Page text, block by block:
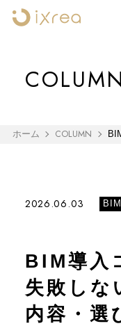
COLUMN
ホーム COLUMN
2026.06.03 BIM
BIM導入
失敗しな
内容・選